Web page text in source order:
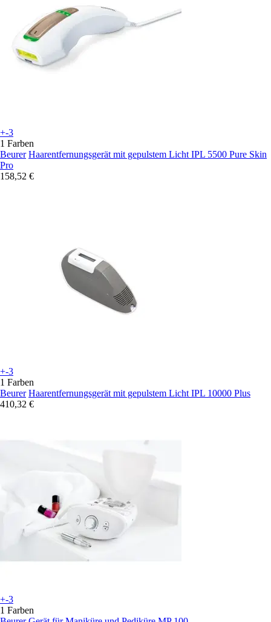
+-3
1 Farben
Beurer Haarentfernungsgerät mit gepulstem Licht IPL 5500 Pure Skin
Pro
158,52 €
+-3
1 Farben
Beurer Haarentfernungsgerät mit gepulstem Licht IPL 10000 Plus
410,32 €
+-3
1 Farben